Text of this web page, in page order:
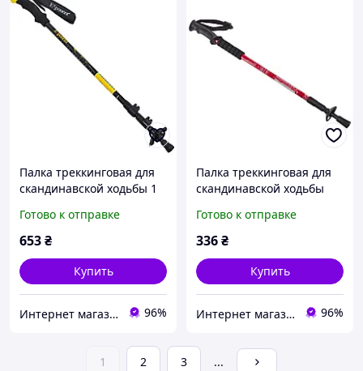
Палка треккинговая для
скандинавской ходьбы 1
8009 цвет желтый
Готово к отправке
653₴
Купить
Интернет магазин SportOK 96%
Палка треккинговая для
скандинавской ходьбы
красный
Готово к отправке
336₴
Купить
Интернет магазин SportOK 96%
1 2 3 ...